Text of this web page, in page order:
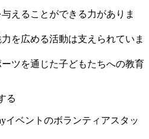
えることができる力がありま
を広める活動は支えられていま
ツを通じた子どもたちへの教育
る
イベントのボランティアスタッ